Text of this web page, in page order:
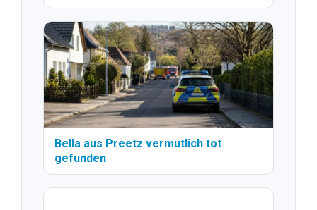
Bella aus Preetz vermutlich tot
gefunden